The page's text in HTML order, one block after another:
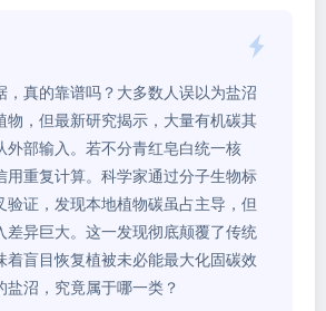
，真的靠谱吗？大多数人误以为盐沼
物，但最新研究揭示，大量有机碳其
外部输入。若不分青红皂白统一核
用重复计算。科学家通过分子生物标
验证，发现本地植物碳虽占主导，但
差异巨大。这一发现彻底颠覆了传统
着盲目恢复植被未必能最大化固碳效
沼，究竟属于哪一类？